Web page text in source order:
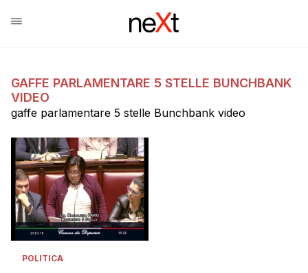
GAFFE PARLAMENTARE 5 STELLE BUNCHBANK
VIDEO
gaffe parlamentare 5 stelle Bunchbank video
POLITICA